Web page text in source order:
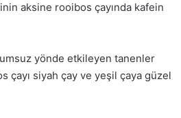
aksine rooibos çayında kafein
yönde etkileyen tanenler
çayı siyah çay ve yeşil çaya güzel